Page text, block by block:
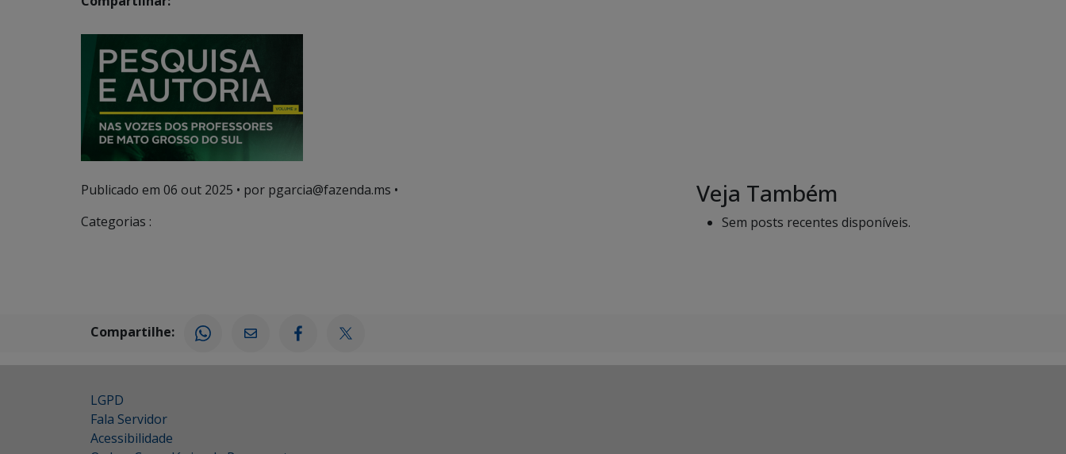
Publicado em 06 out 2025 • por pgarcia@fazenda.ms •
Categorias :
Veja Também
Sem posts recentes disponíveis.
Compartilhe:
LGPD
Fala Servidor
Acessibilidade